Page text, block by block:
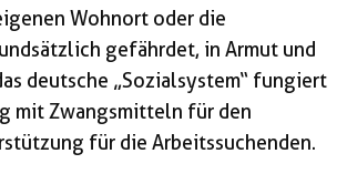
Wohnort oder die
gefährdet, in Armut und
deutsche „Sozialsystem“ fungiert
mit Zwangsmitteln für den
für die Arbeitssuchenden.